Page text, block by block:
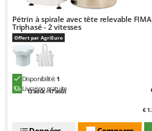
NuovaFac
O
Officine Savioli
Oliviero
Olix
OMA
Omas
Pétrin à spirale avec tête relevable
Triphasé - 2 vitesses
Offert par AgriEuro
Disponibilité:1
Livraison gratuite
13 août - 17 août
€